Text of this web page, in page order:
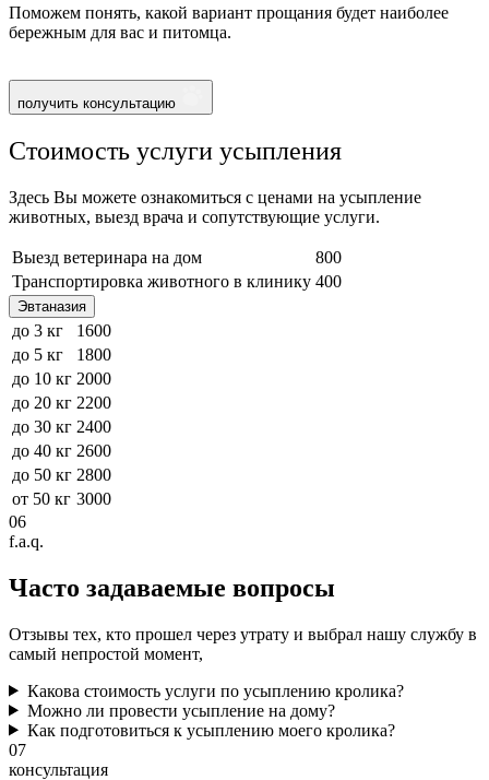
Поможем понять, какой вариант прощания будет наиболее
бережным для вас и питомца.
получить консультацию
Стоимость услуги усыпления
Здесь Вы можете ознакомиться с ценами на усыпление
животных, выезд врача и сопутствующие услуги.
Выезд ветеринара на дом
800
Транспортировка животного в клинику 400
Эвтаназия
до 3 кг
1600
до 5 кг
1800
до 10 кг 2000
до 20 кг 2200
до 30 кг 2400
до 40 кг 2600
до 50 кг 2800
от 50 кг 3000
06
f.a.q.
Часто задаваемые вопросы
Отзывы тех, кто прошел через утрату и выбрал нашу службу в
самый непростой момент,
Какова стоимость услуги по усыплению кролика?
Можно ли провести усыпление на дому?
Как подготовиться к усыплению моего кролика?
07
консультация